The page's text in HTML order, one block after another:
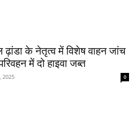
के नेतृत्व में विशेष वाहन जांच
में दो हाइवा जब्त
2025 0